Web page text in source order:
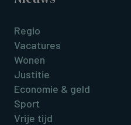
Regio
Vacatures
Wonen
Justitie
Economie & geld
Sport
Vrije tijd